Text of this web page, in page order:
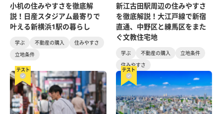
小机の住みやすさを徹底解
説！日産スタジアム最寄りで
叶える新横浜1駅の暮らし
学ぶ 不動産の購入
住みやすさ
立地条件
新江古田駅周辺の住みやすさ
を徹底解説！大江戸線で新宿
直通、中野区と練馬区をまた
ぐ文教住宅地
学ぶ 不動産の購入
立地条件
住みやすさ
テスト テスト